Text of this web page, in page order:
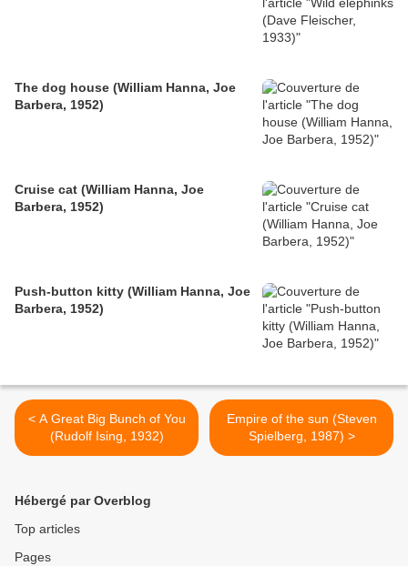
The dog house (William Hanna, Joe
Barbera, 1952)
Cruise cat (William Hanna, Joe
Barbera, 1952)
Push-button kitty (William Hanna, Joe
Barbera, 1952)
< A Great Big Bunch of You
(Rudolf Ising, 1932)
Empire of the sun (Steven
Spielberg, 1987) >
Hébergé par Overblog
Top articles
Pages